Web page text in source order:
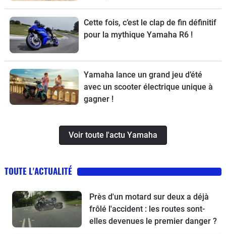
Cette fois, c’est le clap de fin définitif
pour la mythique Yamaha R6 !
Yamaha lance un grand jeu d’été
avec un scooter électrique unique à
gagner !
Voir toute l'actu Yamaha
TOUTE L'ACTUALITÉ
Près d'un motard sur deux a déjà
frôlé l'accident : les routes sont-
elles devenues le premier danger ?